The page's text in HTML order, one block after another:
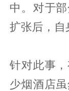
中。对于
扩张后，自
针对此事
少烟酒店